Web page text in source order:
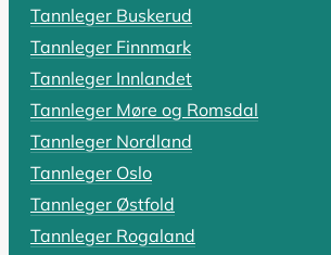
En pulserende tannpine som
LES HELE ARTIKKELEN
SIST OPPDATERT 19. OKTOBER 2025
Rotfylling: Alt du må
Har du fått beskjed om at du
Tannleger Buskerud
Tannleger Finnmark
Tannleger Innlandet
Tannleger Møre og Romsdal
Tannleger Nordland
Tannleger Oslo
Tannleger Østfold
Tannleger Rogaland